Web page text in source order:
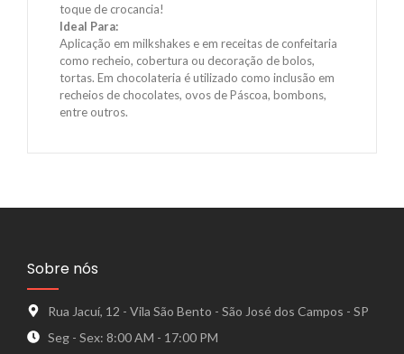
toque de crocancia!
Ideal Para:
Aplicação em milkshakes e em receitas de confeitaria
como recheio, cobertura ou decoração de bolos,
tortas. Em chocolateria é utilizado como inclusão em
recheios de chocolates, ovos de Páscoa, bombons,
entre outros.
Sobre nós
Rua Jacuí, 12 - Vila São Bento - São José dos Campos - SP
Seg - Sex: 8:00 AM - 17:00 PM